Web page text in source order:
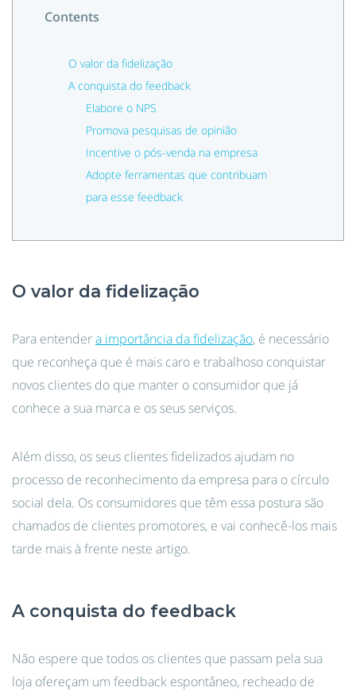
Contents
O valor da fidelização
A conquista do feedback
Elabore o NPS
Promova pesquisas de opinião
Incentive o pós-venda na empresa
Adopte ferramentas que contribuam
para esse feedback
O valor da fidelização
Para entendera importância da fidelização, é necessário
que reconheça que é mais caro e trabalhoso conquistar
novos clientes do que manter o consumidor que já
conhece a sua marca e os seus serviços.
Além disso, os seus clientes fidelizados ajudam no
processo de reconhecimento da empresa para o círculo
social dela. Os consumidores que têm essa postura são
chamados de clientes promotores, e vai conhecê-los mais
tarde mais à frente neste artigo.
A conquista do feedback
Não espere que todos os clientes que passam pela sua
loja ofereçam um feedback espontâneo, recheado de